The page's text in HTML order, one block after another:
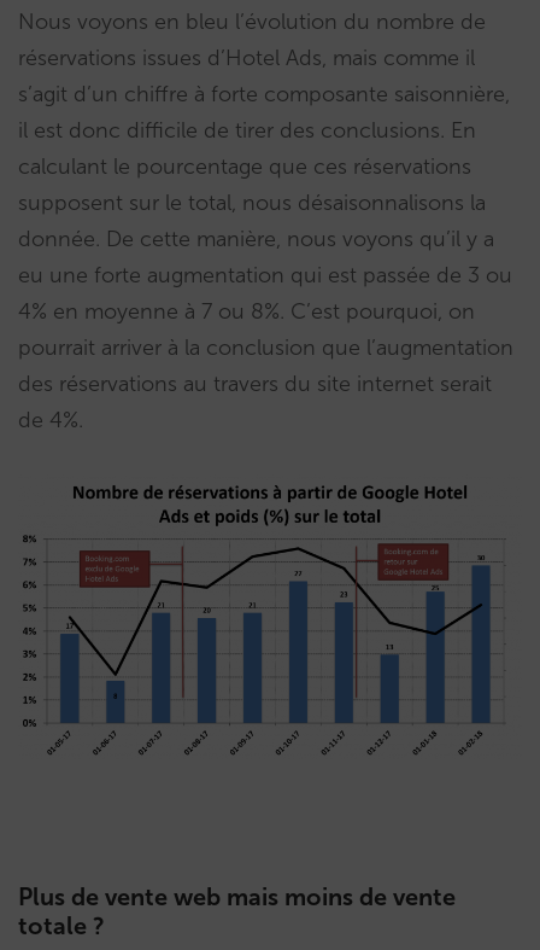
Nous voyons en bleu l’évolution du nombre de
réservations issues d’Hotel Ads, mais comme il
s’agit d’un chiffre à forte composante saisonnière,
il est donc difficile de tirer des conclusions. En
calculant le pourcentage que ces réservations
supposent sur le total, nous désaisonnalisons la
donnée. De cette manière, nous voyons qu’il y a
eu une forte augmentation qui est passée de 3 ou
4% en moyenne à 7 ou 8%. C’est pourquoi, on
pourrait arriver à la conclusion que l’augmentation
des réservations au travers du site internet serait
de 4%.
Plus de vente web mais moins de vente
totale ?